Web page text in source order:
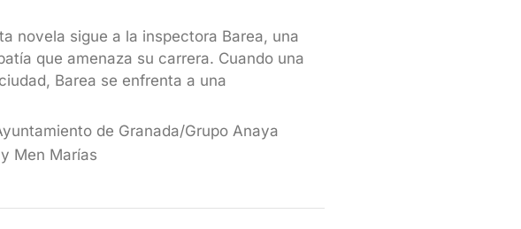
novela sigue a la inspectora Barea, una
que amenaza su carrera. Cuando una
Barea se enfrenta a una
de Granada/Grupo Anaya
Men Marías